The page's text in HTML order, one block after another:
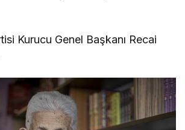
Kurucu Genel Başkanı Recai